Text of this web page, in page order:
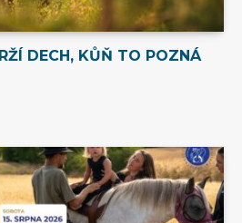
DECH, KŮŇ TO POZNÁ